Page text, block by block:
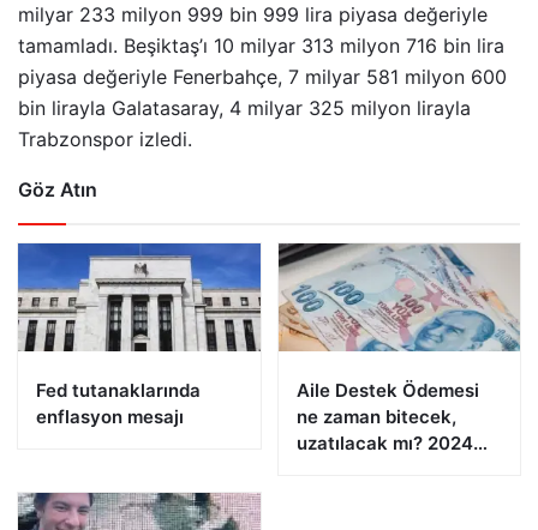
milyar 233 milyon 999 bin 999 lira piyasa değeriyle
tamamladı. Beşiktaş’ı 10 milyar 313 milyon 716 bin lira
piyasa değeriyle Fenerbahçe, 7 milyar 581 milyon 600
bin lirayla Galatasaray, 4 milyar 325 milyon lirayla
Trabzonspor izledi.
Göz Atın
Fed tutanaklarında
enflasyon mesajı
Aile Destek Ödemesi
ne zaman bitecek,
uzatılacak mı? 2024